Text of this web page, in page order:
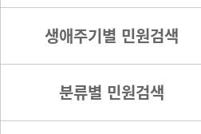
생애주기별 민원검색
분류별 민원검색